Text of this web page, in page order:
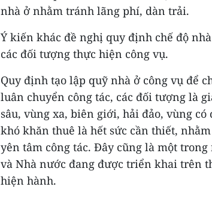
nhà ở nhằm tránh lãng phí, dàn trải.
Ý kiến khác đề nghị quy định chế độ
các đối tượng thực hiện công vụ.
Quy định tạo lập quỹ nhà ở công vụ để
luân chuyển công tác, các đối tượng là
sâu, vùng xa, biên giới, hải đảo, vùng
khó khăn thuê là hết sức cần thiết,
yên tâm công tác. Đây cũng là một
và Nhà nước đang được triển khai trên
hiện hành.